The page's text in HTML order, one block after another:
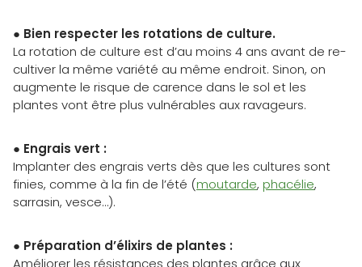
● Bien respecter les rotations de culture.
La rotation de culture est d’au moins 4 ans avant de re-
cultiver la même variété au même endroit. Sinon, on
augmente le risque de carence dans le sol et les
plantes vont être plus vulnérables aux ravageurs.
● Engrais vert :
Implanter des engrais verts dès que les cultures sont
finies, comme à la fin de l’été (moutarde, phacélie,
sarrasin, vesce…).
● Préparation d’élixirs de plantes :